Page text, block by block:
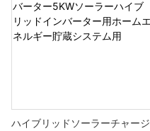
電チャンネルをサポート、最大6つの
並列サポート、国家グリッド認証、
高い変換効率
ハイブリッドソーラーチャージ